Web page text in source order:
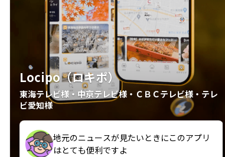
Locipo（ロキポ）
東海テレビ様・中京テレビ様・ＣＢＣテレビ様・テレ
ビ愛知様
中京テレビのおもしろ番組が視聴可能地域
外からも見れるの嬉しいポイント
いつも利用させていただいております！